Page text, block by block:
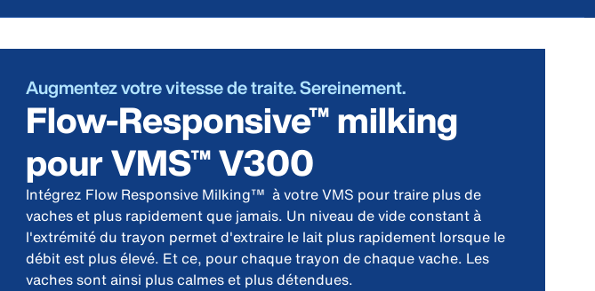
Augmentez votre vitesse de traite. Sereinement.
Flow-Responsive™ milking
pour VMS™ V300
Intégrez Flow Responsive Milking™ à votre VMS pour traire plus de
vaches et plus rapidement que jamais. Un niveau de vide constant à
l'extrémité du trayon permet d'extraire le lait plus rapidement lorsque le
débit est plus élevé. Et ce, pour chaque trayon de chaque vache. Les
vaches sont ainsi plus calmes et plus détendues.